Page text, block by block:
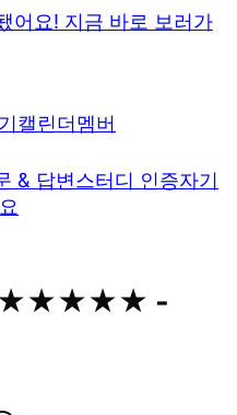
어요! 지금 바로 보러가
캘린더멤버
& 답변스터디 인증자기
] ★★★★★ -